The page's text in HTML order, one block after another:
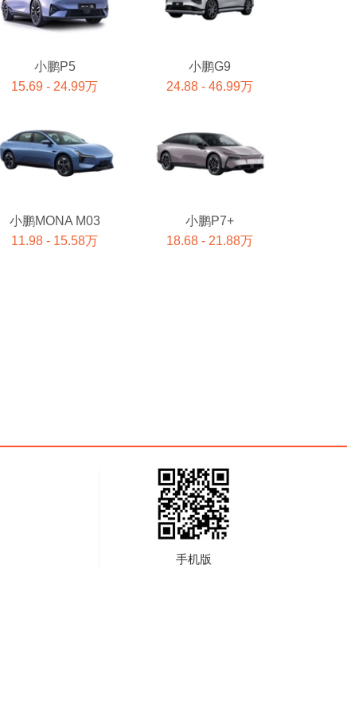
小鹏P5
15.69 - 24.99万
小鹏G9
24.88 - 46.99万
小鹏MONA M03
11.98 - 15.58万
小鹏P7+
18.68 - 21.88万
手机版